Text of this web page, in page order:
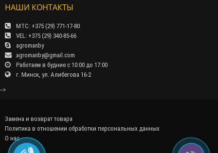
НАШИ КОНТАКТЫ
МТС: +375 (29) 771-17-80
VEL: +375 (29) 340-85-66
agromanby
agromanby@gmail.com
Работаем в будние с 10:00 до 17:00
г. Минск, ул. Алибегова 16-2
-->
Замена и возврат товара
Политика в отношении обработки персональных данных
О нас